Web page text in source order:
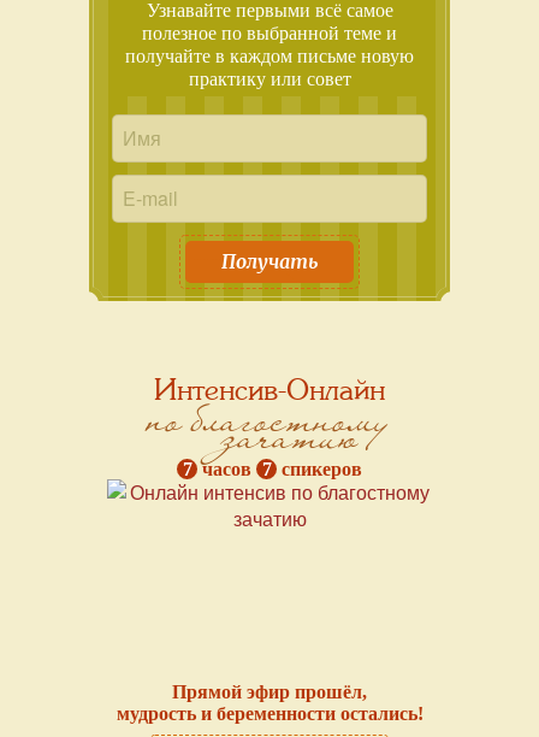
Узнавайте первыми всё самое
полезное по выбранной теме и
получайте в каждом письме новую
практику или совет
Получать
Интенсив-Онлайн
по благостному
зачатию
7 часов 7 спикеров
Прямой эфир прошёл,
мудрость и беременности остались!